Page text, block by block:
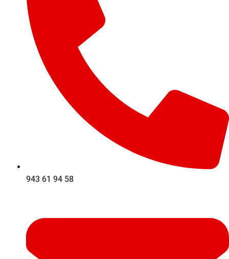
943 61 94 58